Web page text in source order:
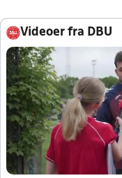
Videoer fra DBU